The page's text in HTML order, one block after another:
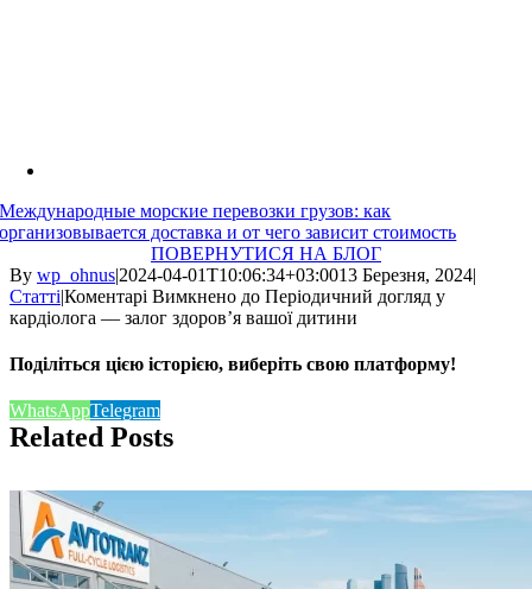
Международные морские перевозки грузов: как
организовывается доставка и от чего зависит стоимость
ПОВЕРНУТИСЯ НА БЛОГ
By wp_ohnus|2024-04-01T10:06:34+03:0013 Березня, 2024|
Статті|Коментарі Вимкнено до Періодичний догляд у
кардіолога — залог здоров’я вашої дитини
Поділіться цією історією, виберіть свою платформу!
WhatsAppTelegram
Related Posts